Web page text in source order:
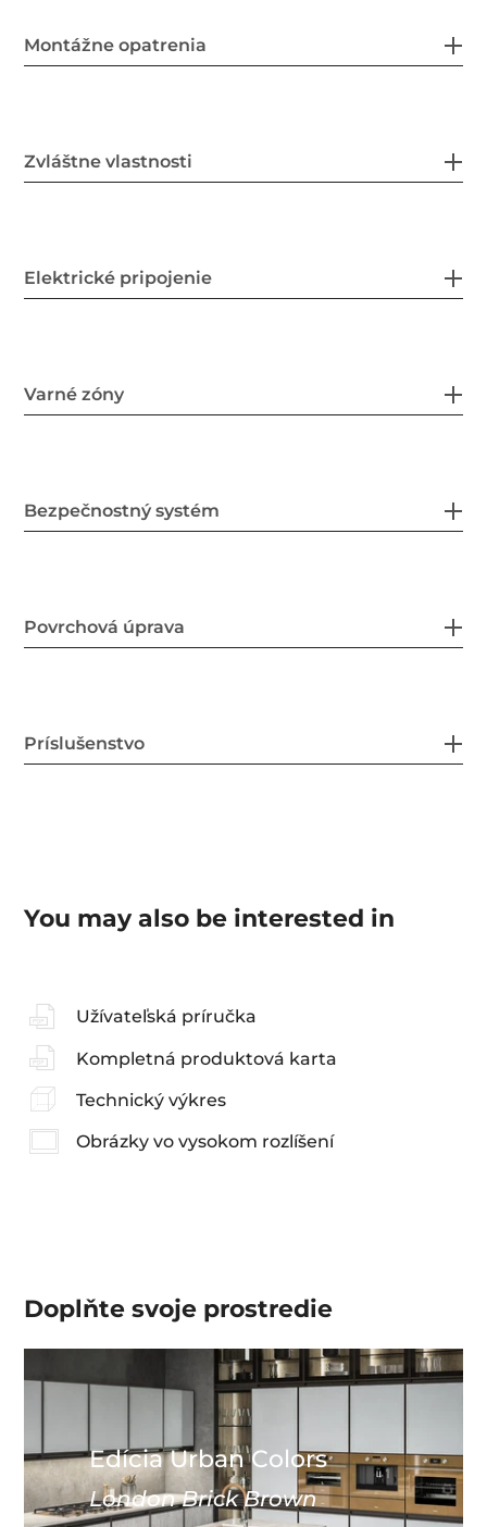
Montážne opatrenia
Zvláštne vlastnosti
Elektrické pripojenie
Varné zóny
Bezpečnostný systém
Povrchová úprava
Príslušenstvo
You may also be interested in
Užívateľská príručka
Kompletná produktová karta
Technický výkres
Obrázky vo vysokom rozlíšení
Doplňte svoje prostredie
Edícia Urban Colors
London Brick Brown